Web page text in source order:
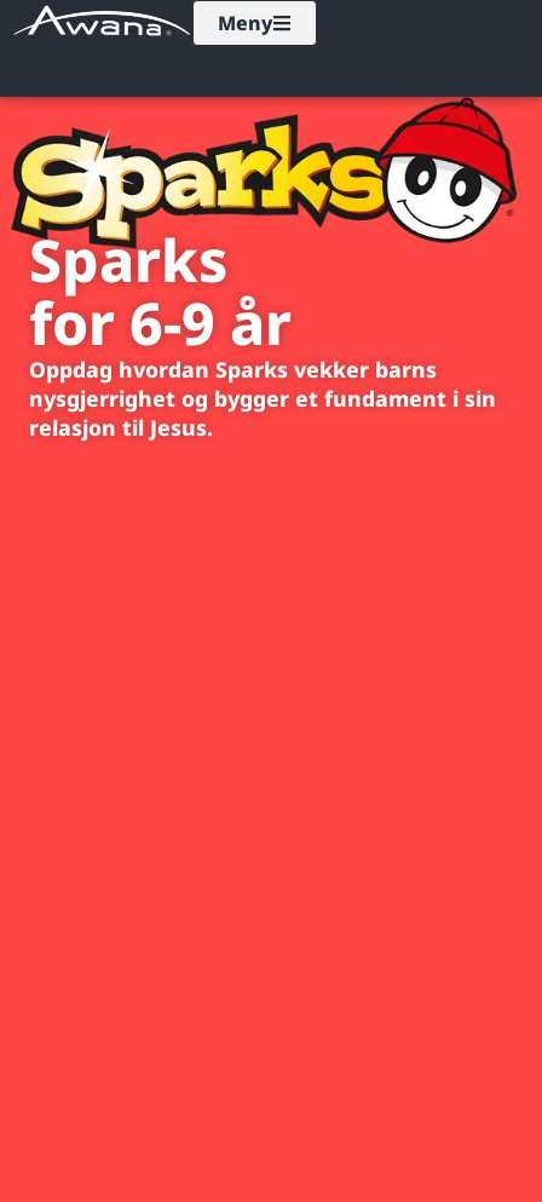
Meny
Sparks
for 6-9 år
Oppdag hvordan Sparks vekker barns
nysgjerrighet og bygger et fundament i sin
relasjon til Jesus.​